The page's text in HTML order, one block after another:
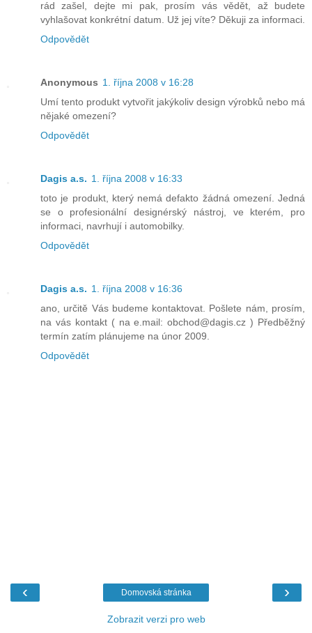
rád zašel, dejte mi pak, prosím vás vědět, až budete
vyhlašovat konkrétní datum. Už jej víte? Děkuji za informaci.
Odpovědět
Anonymous 1. října 2008 v 16:28
Umí tento produkt vytvořit jakýkoliv design výrobků nebo má
nějaké omezení?
Odpovědět
Dagis a.s. 1. října 2008 v 16:33
toto je produkt, který nemá defakto žádná omezení. Jedná
se o profesionální designérský nástroj, ve kterém, pro
informaci, navrhují i automobilky.
Odpovědět
Dagis a.s. 1. října 2008 v 16:36
ano, určitě Vás budeme kontaktovat. Pošlete nám, prosím,
na vás kontakt ( na e.mail: obchod@dagis.cz ) Předběžný
termín zatím plánujeme na únor 2009.
Odpovědět
‹ ›
Domovská stránka
Zobrazit verzi pro web